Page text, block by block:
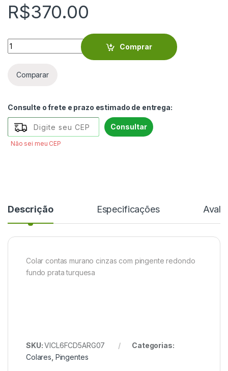
R$370.00
Colar contas murano cinzas com pingente redondo fundo
Comprar
Comparar
Consulte o frete e prazo estimado de entrega:
Consultar
Não sei meu CEP
Descrição Especificações
Colar contas murano cinzas com pingente redondo
fundo prata turquesa
SKU:VICL6FCD5ARG07
Categorias:
Colares Pingentes